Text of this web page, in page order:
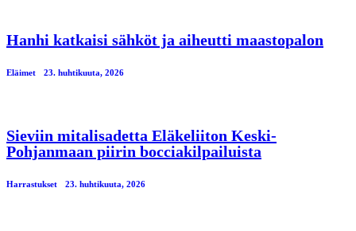
Hanhi katkaisi sähköt ja aiheutti maastopalon
Eläimet 23. huhtikuuta, 2026
Sieviin mitalisadetta Eläkeliiton Keski-
Pohjanmaan piirin bocciakilpailuista
Harrastukset 23. huhtikuuta, 2026